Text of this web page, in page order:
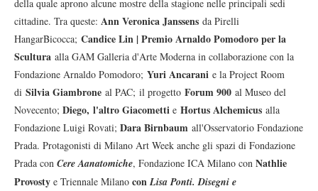
della quale aprono alcune mostre della stagione nelle principali sedi
cittadine. Tra queste: Ann Veronica Janssens da Pirelli
HangarBicocca; Candice Lin | Premio Arnaldo Pomodoro per la
Scultura alla GAM Galleria d'Arte Moderna in collaborazione con la
Fondazione Arnaldo Pomodoro; Yuri Ancarani e la Project Room
di Silvia Giambrone al PAC; il progetto Forum 900 al Museo del
Novecento; Diego, l'altro Giacometti e Hortus Alchemicus alla
Fondazione Luigi Rovati; Dara Birnbaum all'Osservatorio Fondazione
Prada. Protagonisti di Milano Art Week anche gli spazi di Fondazione
Prada con Cere Aanatomiche, Fondazione ICA Milano con Nathlie
Provosty e Triennale Milano conLisa Ponti. Disegni e